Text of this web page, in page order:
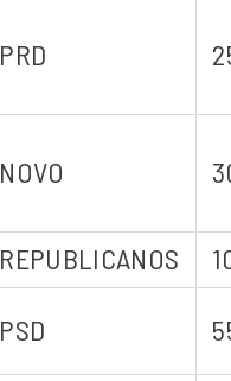
PRD
NOVO
REPUBLICANOS
PSD